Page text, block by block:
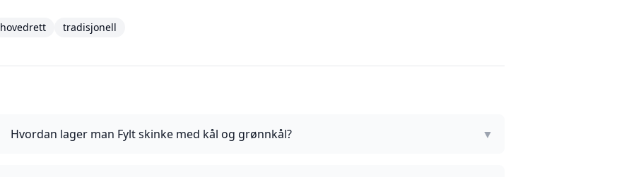
hovedrett tradisjonell
Hvordan lager man Fylt skinke med kål og grønnkål? ▼